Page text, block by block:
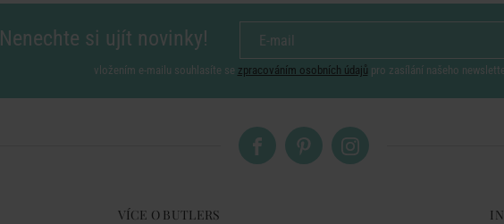
Nenechte si ujít novinky!
vložením e-mailu souhlasíte se zpracováním osobních údajů pro zasílání našeho
VÍCE O BUTLERS